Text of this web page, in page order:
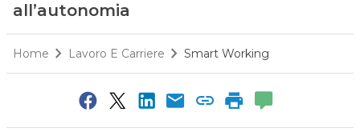
all’autonomia
Home Lavoro E Carriere Smart Working